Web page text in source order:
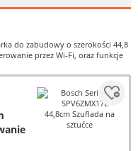
do zabudowy o szerokości 44,8
przez Wi-Fi, oraz funkcje